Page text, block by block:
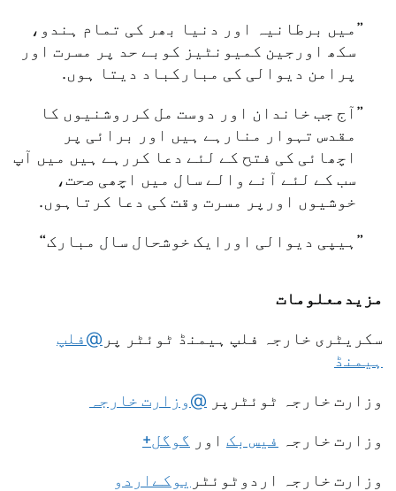
میں برطانیہ اور دنیا بھر کی تمام ہندو،
سکھ اورجین کمیونٹیز کوبے حد پر مسرت اور
پرامن دیوالی کی مبارکباد دیتا ہوں.
آج جب خاندان اور دوست مل کرروشنیوں کا
مقدس تہوار منارہے ہیں اور برائی پر
اچھائی کی فتح کے لئے دعا کررہے ہیں میں آپ
سب کے لئے آنے والے سال میں اچھی صحت،
خوشیوں اورپر مسرت وقت کی دعا کرتاہوں.
ہیپی دیوالی اورایک خوشحال سال مبارک
مزیدمعلومات
سکریٹری خارجہ فلپ ہیمنڈ ٹوئٹر پر @فلپ
ہیمنڈ
وزارت خارجہ ٹوئٹرپر @وزارت خارجہ
وزارت خارجہ فیس بک اور گوگل+
وزارت خارجہ اردوٹوئٹر یوکےاردو